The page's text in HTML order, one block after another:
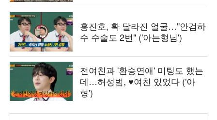
홍진호, 확 달라진 얼굴…"안검하
수 수술도 2번" ('아는형님')
전여친과 '환승연애' 미팅도 했는
데…허성범, ♥여친 있었다 ('아
형')